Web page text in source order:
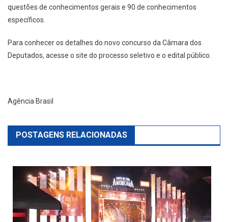
questões de conhecimentos gerais e 90 de conhecimentos
específicos.
Para conhecer os detalhes do novo concurso da Câmara dos
Deputados, acesse o site do processo seletivo e o edital público.
Agência Brasil
POSTAGENS RELACIONADAS